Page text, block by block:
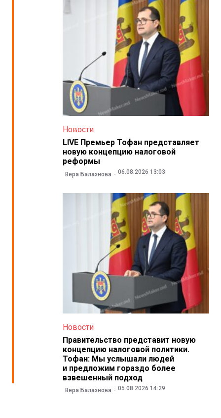
Новости
LIVE Премьер Тофан представляет
новую концепцию налоговой
реформы
Вера Балахнова 06.08.2026 13:03
Новости
Правительство представит новую
концепцию налоговой политики.
Тофан: Мы услышали людей
и предложим гораздо более
взвешенный подход
Вера Балахнова 05.08.2026 14:29